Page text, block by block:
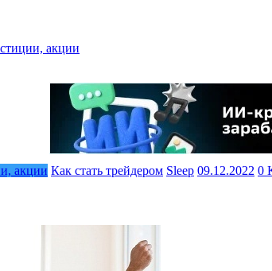
акции
акции Как стать трейдером Sleep 09.12.2022 0